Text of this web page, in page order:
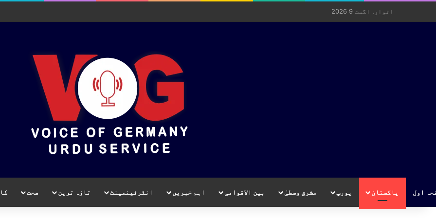
اتوار, اگست 9 2026
اول پاکستان یورپ مشرق وسطیٰ بین الاقوامی اہم خبریں انٹرٹینمینٹ تازہ ترین صحت